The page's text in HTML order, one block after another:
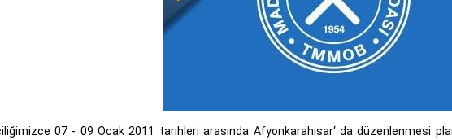
07 - 09 Ocak 2011 tarihleri arasında Afyonkarahisar‘ da düzenlenmesi